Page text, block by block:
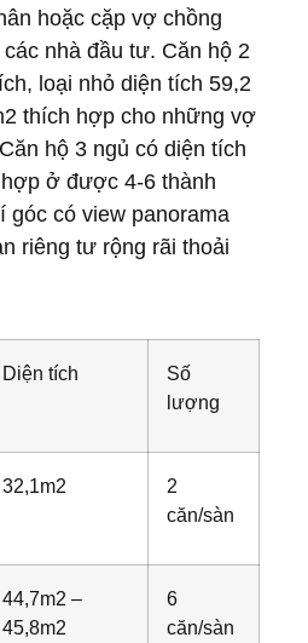
hoặc cặp vợ chồng
nhà đầu tư. Căn hộ 2
loại nhỏ diện tích 59,2
thích hợp cho những vợ
hộ 3 ngủ có diện tích
ở được 4-6 thành
có view panorama
riêng tư rộng rãi thoải
Diện tích
Số
lượng
32,1m2
2
căn/sàn
44,7m2 –
45,8m2
6
căn/sàn